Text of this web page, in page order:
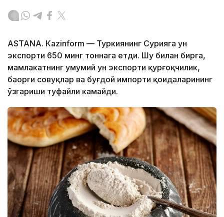
ASTANА. Кazinform — Туркиянинг Сурияга ун
экспорти 650 минг тоннага етди. Шу билан бирга,
мамлакатнинг умумий ун экспорти қурғоқчилик,
баҳорги совуқлар ва буғдой импорти қоидаларининг
ўзгариши туфайли камайди.